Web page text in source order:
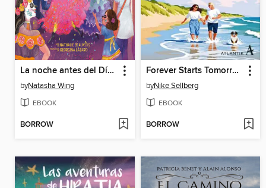
La noche antes del Día de Muertos (The Night Before the Day of the Dead Spanish Edition)
byNatasha Wing
EBOOK
BORROW
Forever Starts Tomorrow
byNike Sellberg
EBOOK
BORROW